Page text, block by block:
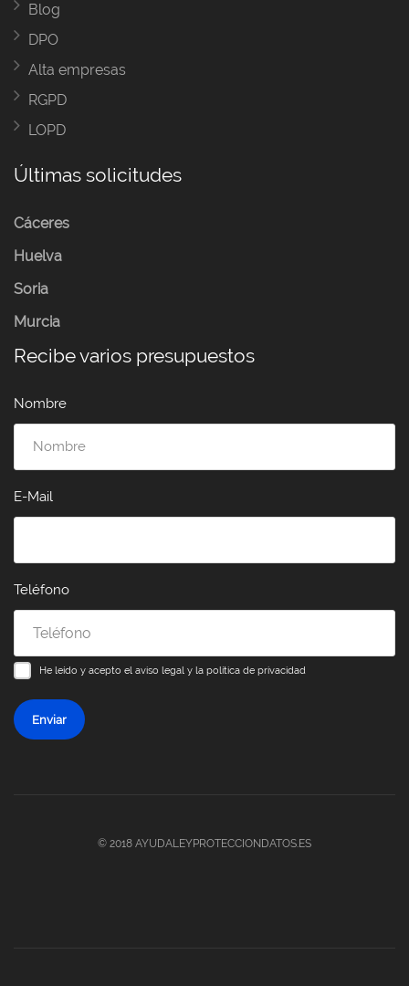
Blog
DPO
Alta empresas
RGPD
LOPD
Últimas solicitudes
Cáceres
Huelva
Soria
Murcia
Recibe varios presupuestos
Nombre
E-Mail
Teléfono
He leído y acepto el aviso legal y la política de privacidad
Enviar
© 2018 AYUDALEYPROTECCIONDATOS.ES